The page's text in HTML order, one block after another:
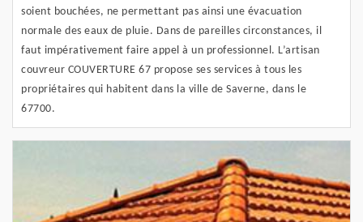
soient bouchées, ne permettant pas ainsi une évacuation
normale des eaux de pluie. Dans de pareilles circonstances, il
faut impérativement faire appel à un professionnel. L’artisan
couvreur COUVERTURE 67 propose ses services à tous les
propriétaires qui habitent dans la ville de Saverne, dans le
67700.